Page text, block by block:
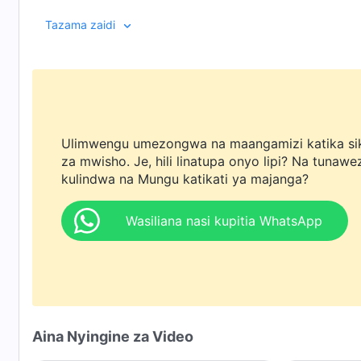
utulivu na amani moyoni na anakuwa na uwezo wa
Tazama zaidi
Ulimwengu umezongwa na maangamizi katika
za mwisho. Je, hili linatupa onyo lipi? Na
kulindwa na Mungu katikati ya majanga?
Wasiliana nasi kupitia WhatsApp
Aina Nyingine za Video